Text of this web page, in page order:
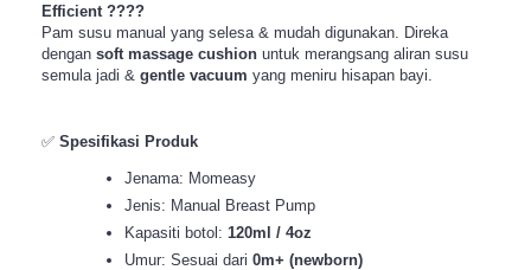
Efficient ????
Pam susu manual yang selesa & mudah digunakan. Direka
dengan soft massage cushion untuk merangsang aliran susu
semula jadi & gentle vacuum yang meniru hisapan bayi.
✅ Spesifikasi Produk
Jenama: Momeasy
Jenis: Manual Breast Pump
Kapasiti botol: 120ml / 4oz
Umur: Sesuai dari 0m+ (newborn)